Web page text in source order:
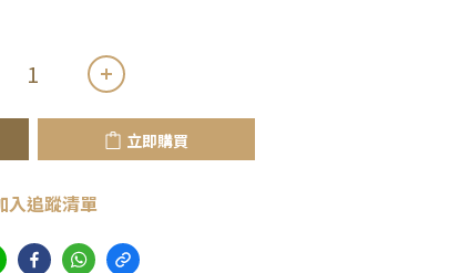
立即購買
入追蹤清單